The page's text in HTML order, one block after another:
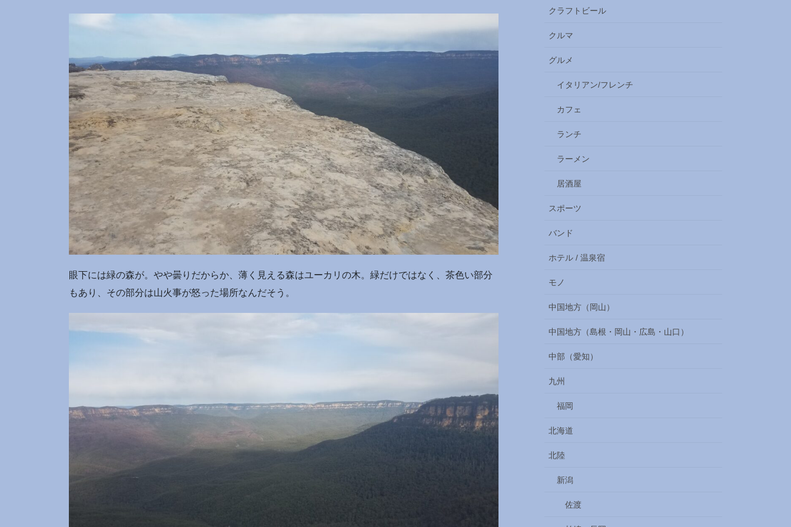
眼下には緑の森が。やや曇りだからか、薄く見える森はユーカリの木。緑だけではなく、茶色い部分
もあり、その部分は山火事が怒った場所なんだそう。
クラフトビール
クルマ
グルメ
イタリアン/フレンチ
カフェ
ランチ
ラーメン
居酒屋
スポーツ
バンド
ホテル / 温泉宿
モノ
中国地方（岡山）
中国地方（島根・岡山・広島・山口）
中部（愛知）
九州
福岡
北海道
北陸
新潟
佐渡